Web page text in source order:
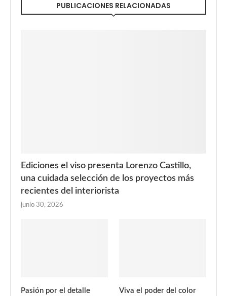
PUBLICACIONES RELACIONADAS
Ediciones el viso presenta Lorenzo Castillo,
una cuidada selección de los proyectos más
recientes del interiorista
junio 30, 2026
Pasión por el detalle Viva el poder del color